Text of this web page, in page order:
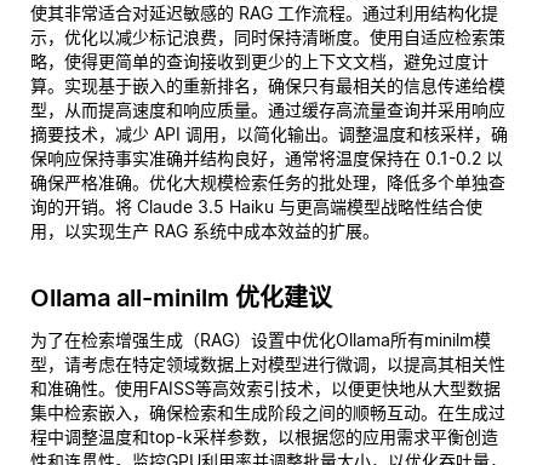
使其非常适合对延迟敏感的 RAG 工作流程。通过利用结构化提
示，优化以减少标记浪费，同时保持清晰度。使用自适应检索策
略，使得更简单的查询接收到更少的上下文文档，避免过度计
算。实现基于嵌入的重新排名，确保只有最相关的信息传递给模
型，从而提高速度和响应质量。通过缓存高流量查询并采用响应
摘要技术，减少 API 调用，以简化输出。调整温度和核采样，确
保响应保持事实准确并结构良好，通常将温度保持在 0.1-0.2 以
确保严格准确。优化大规模检索任务的批处理，降低多个单独查
询的开销。将 Claude 3.5 Haiku 与更高端模型战略性结合使
用，以实现生产 RAG 系统中成本效益的扩展。
Ollama all-minilm 优化建议
为了在检索增强生成（RAG）设置中优化Ollama所有minilm模
型，请考虑在特定领域数据上对模型进行微调，以提高其相关性
和准确性。使用FAISS等高效索引技术，以便更快地从大型数据
集中检索嵌入，确保检索和生成阶段之间的顺畅互动。在生成过
程中调整温度和top-k采样参数，以根据您的应用需求平衡创造
性和连贯性。监控GPU利用率并调整批量大小，以优化吞吐量，